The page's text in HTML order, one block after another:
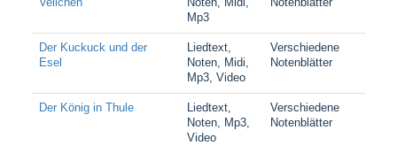
Mp3
Der Kuckuck und der
Esel
Liedtext,
Noten, Midi,
Mp3, Video
Verschiedene
Notenblätter
Der König in Thule
Liedtext,
Noten, Mp3,
Video
Verschiedene
Notenblätter